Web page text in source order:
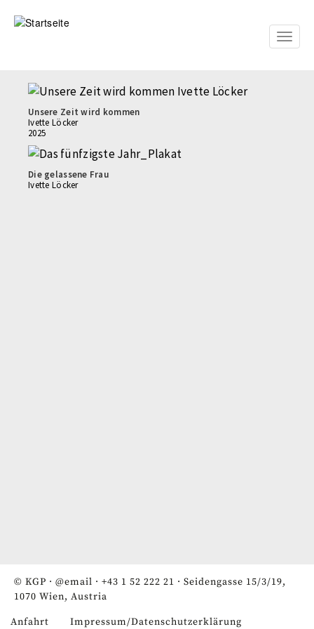
zum
Toggle
Unsere Zeit wird kommen
Ivette Löcker
2025
Die gelassene Frau
Ivette Löcker
© KGP · @email · +43 1 52 222 21 · Seidengasse 15/3/19,
1070 Wien, Austria
Anfahrt Impressum/Datenschutzerklärung